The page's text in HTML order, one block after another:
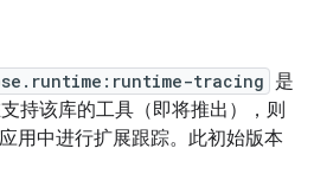
tracing 是
持该库的工具（即将推出），则
用中进行扩展跟踪。此初始版本